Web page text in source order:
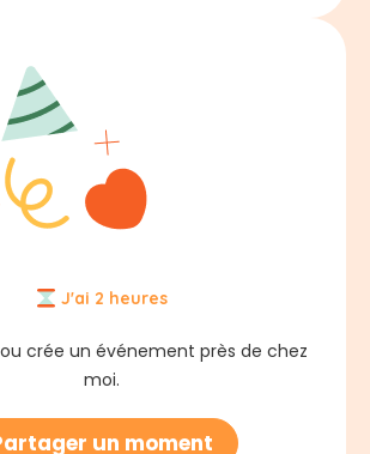
J'ai 2 heures
crée un événement près de chez
moi.
un moment